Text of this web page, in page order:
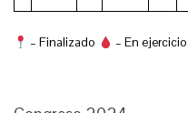
– Finalizado – En ejercicio